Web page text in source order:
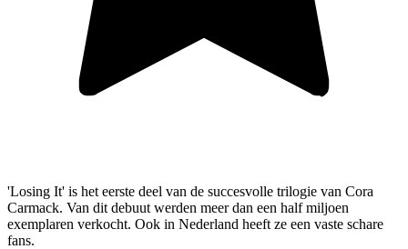
'Losing It' is het eerste deel van de succesvolle trilogie van Cora
Carmack. Van dit debuut werden meer dan een half miljoen
exemplaren verkocht. Ook in Nederland heeft ze een vaste schare
fans.